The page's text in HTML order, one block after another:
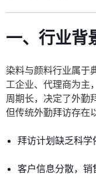
一、行业背
染料与颜料行业属于
工企业、代理商为主
周期长，决定了外勤
但传统外勤拜访存在
拜访计划缺乏科学
客户信息分散，销